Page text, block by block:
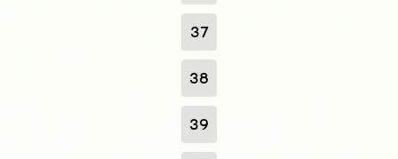
37
38
39